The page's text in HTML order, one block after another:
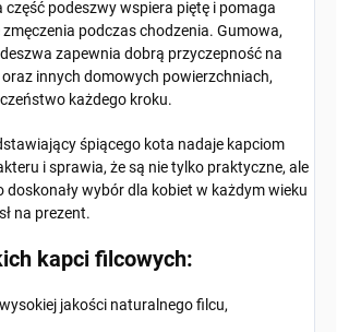
podeszwy wspiera piętę i pomaga
podczas chodzenia. Gumowa,
zapewnia dobrą przyczepność na
oraz innych domowych powierzchniach,
każdego kroku.
śpiącego kota nadaje kapciom
i sprawia, że są nie tylko praktyczne, ale
doskonały wybór dla kobiet w każdym wieku
na prezent.
kapci filcowych:
jakości naturalnego filcu,